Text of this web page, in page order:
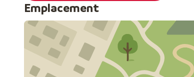
Emplacement